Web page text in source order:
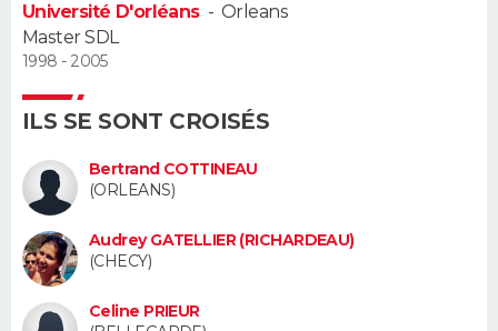
BONS PLANS
CARTE DE VOEUX
Carte de Noël
Carte Bonne année
Carte Saint-Valentin
Carte Pâques
Carte d'anniversaire
Dictionnaire
Biographies
Citations
Expressions
Proverbes
PROGRAMME TV
COPAINS D'AVANT
S'inscrire
Se connecter
Lycées
Collèges
Primaires
Universités
Entreprises
Service militaire
Avis de recherche
AVIS DE DÉCÈS
Université D'orléans-Orleans
Master SDL
1998 - 2005
ILS SE SONT CROISÉS
Bertrand COTTINEAU
(ORLEANS)
Audrey GATELLIER (RICHARDEAU)
(CHECY)
Celine PRIEUR